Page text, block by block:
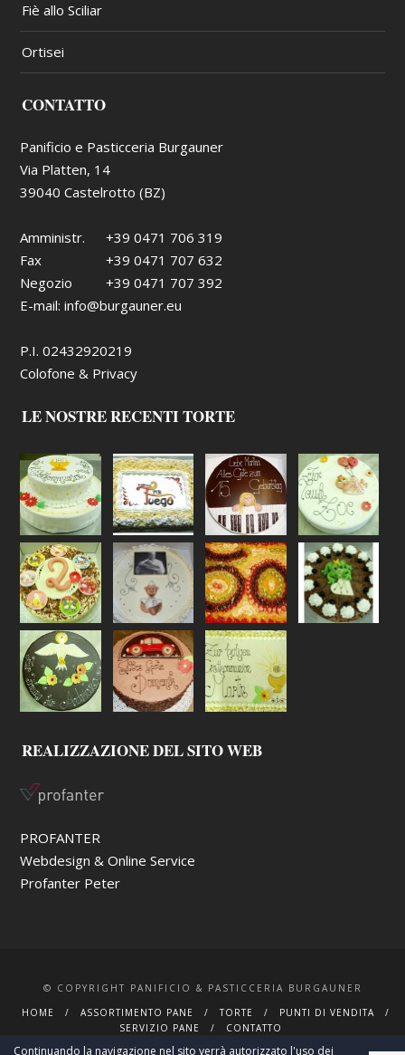
Fiè allo Sciliar
Ortisei
CONTATTO
Panificio e Pasticceria Burgauner
Via Platten, 14
39040 Castelrotto (BZ)
Amministr.
+39 0471 706 319
Fax
+39 0471 707 632
Negozio
+39 0471 707 392
E-mail:info@burgauner.eu
P.I. 02432920219
Colofone & Privacy
LE NOSTRE RECENTI TORTE
REALIZZAZIONE DEL SITO WEB
PROFANTER
Webdesign & Online Service
Profanter Peter
© COPYRIGHT PANIFICIO & PASTICCERIA BURGAUNER
HOME
ASSORTIMENTO PANE TORTE
PUNTI DI VENDITA
SERVIZIO PANE
CONTATTO
Continuando la navigazione nel sito verrà autorizzato l'uso dei